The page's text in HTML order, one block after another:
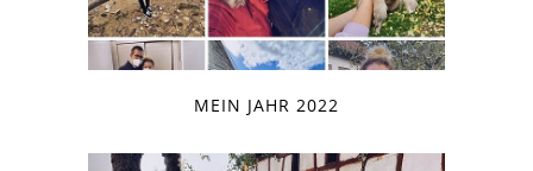
MEIN JAHR 2022